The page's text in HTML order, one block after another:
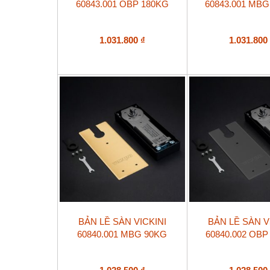
60843.001 OBP 180KG
1.031.800 ₫
60843.001
1.031.800
BẢN LỀ SÀN VICKINI
60840.001 MBG 90KG
BẢN LỀ SÀN
60840.002